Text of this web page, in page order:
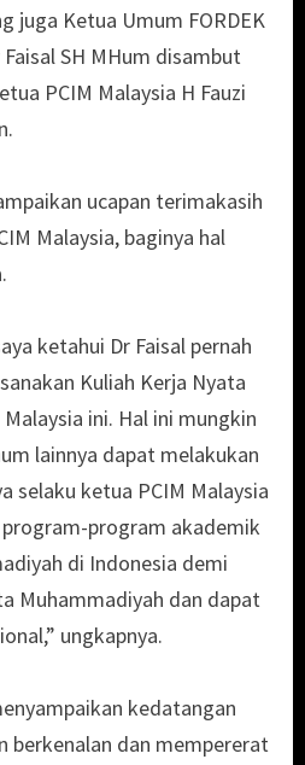
juga Ketua Umum FORDEK
SH MHum disambut
PCIM Malaysia H Fauzi
ucapan terimakasih
Malaysia, baginya hal
ketahui Dr Faisal pernah
Kuliah Kerja Nyata
ini. Hal ini mungkin
lainnya dapat melakukan
selaku ketua PCIM Malaysia
program akademik
di Indonesia demi
Muhammadiyah dan dapat
ungkapnya.
kedatangan
berkenalan dan mempererat